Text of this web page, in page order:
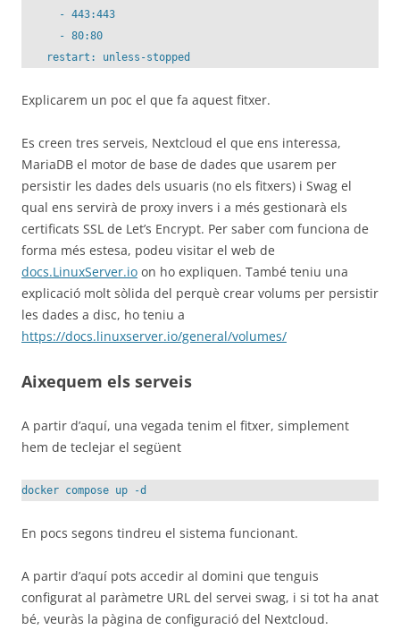
      - 443:443
      - 80:80
Explicarem un poc el que fa aquest fitxer.
Es creen tres serveis, Nextcloud el que ens interessa,
MariaDB el motor de base de dades que usarem per
persistir les dades dels usuaris (no els fitxers) i Swag el
qual ens servirà de proxy invers i a més gestionarà els
certificats SSL de Let’s Encrypt. Per saber com funciona de
forma més estesa, podeu visitar el web de
docs.LinuxServer.io on ho expliquen. També teniu una
explicació molt sòlida del perquè crear volums per persistir
les dades a disc, ho teniu a
https://docs.linuxserver.io/general/volumes/
Aixequem els serveis
A partir d’aquí, una vegada tenim el fitxer, simplement
hem de teclejar el següent
docker compose up -d
En pocs segons tindreu el sistema funcionant.
A partir d’aquí pots accedir al domini que tenguis
configurat al paràmetre URL del servei swag, i si tot ha anat
bé, veuràs la pàgina de configuració del Nextcloud.